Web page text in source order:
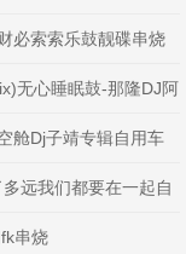
必索索乐鼓靓碟串烧
无心睡眠鼓-那隆DJ阿
舱Dj子靖专辑自用车
远我们都要在一起自
串烧